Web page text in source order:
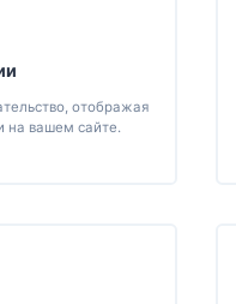
отображая
на вашем сайте.